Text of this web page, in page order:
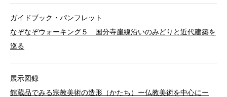
ガイドブック・パンフレット
なぞなぞウォーキング５ 国分寺崖線沿いのみどりと近代建築を
巡る
展示図録
館蔵品でみる宗教美術の造形（かたち）ー仏教美術を中心にー